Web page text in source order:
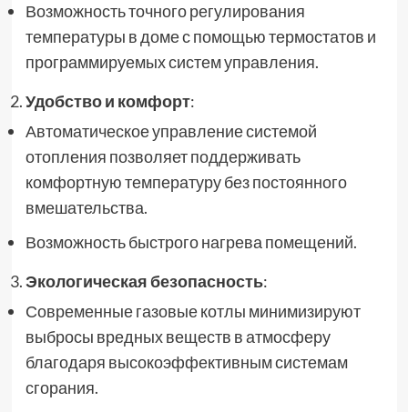
Возможность точного регулирования
температуры в доме с помощью термостатов и
программируемых систем управления.
Удобство и комфорт:
Автоматическое управление системой
отопления позволяет поддерживать
комфортную температуру без постоянного
вмешательства.
Возможность быстрого нагрева помещений.
Экологическая безопасность:
Современные газовые котлы минимизируют
выбросы вредных веществ в атмосферу
благодаря высокоэффективным системам
сгорания.